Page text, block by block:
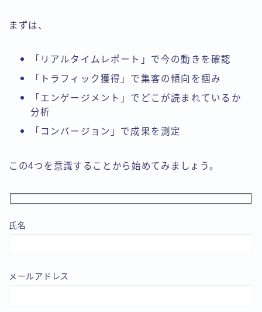
まずは、
「リアルタイムレポート」で今の動きを確認
「トラフィック獲得」で集客の傾向を掴み
「エンゲージメント」でどこが読まれているか
分析
「コンバージョン」で成果を測定
この4つを意識することから始めてみましょう。
氏名
メールアドレス